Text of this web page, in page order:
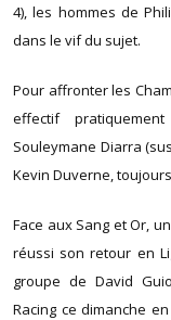
4), les hommes de
dans le vif du sujet.
Pour affronter les
effectif
Souleymane Diarra
Kevin Duverne,
Face aux Sang et Or,
réussi son retour en
groupe de David
Racing ce dimanche